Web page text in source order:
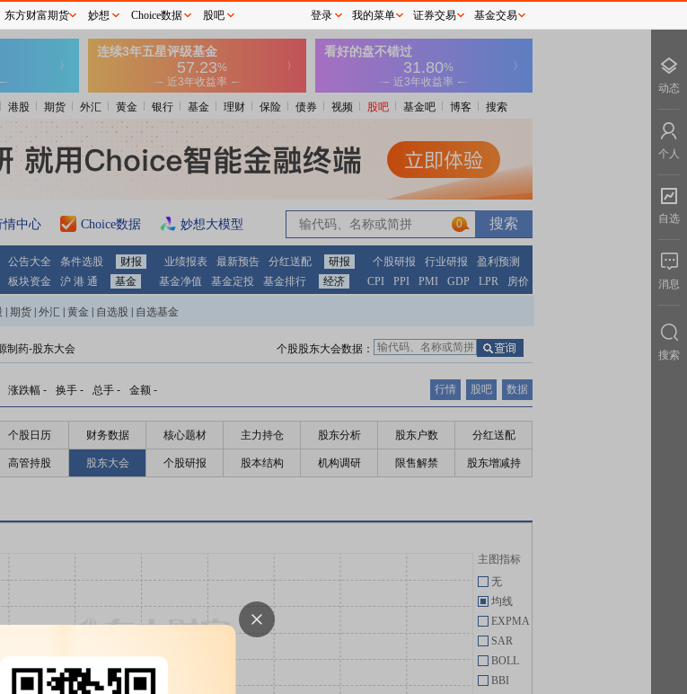
港股 期货 外汇 黄金 银行 基金 理财 保险 债券 视频 股吧 基金吧 博客 搜索
情中心 Choice数据 妙想大模型 0
公告大全 条件选股 财报 业绩报表 最新预告 分红送配 研报 个股研报 行业研报
盈利预测
板块资金 沪 港 通 基金 基金净值 基金定投 基金排行 经济 CPI PPI PMI GDP LPR 房价
期货 外汇 黄金 自选股 自选基金
制药-股东大会 个股股东大会数据：
涨跌幅 - 换手 - 总手 - 金额 - 行情 股吧 数据
个股日历 财务数据 核心题材 主力持仓 股东分析 股东户数 分红送配
高管持股 股东大会 个股研报 股本结构 机构调研 限售解禁 股东增减持
主图指标
无
均线
EXPMA
SAR
BOLL
BBI
东方财富期货 妙想 Choice数据 股吧 登录 我的菜单 证券交易 基金交易
动态
个人
自选
消息
搜索